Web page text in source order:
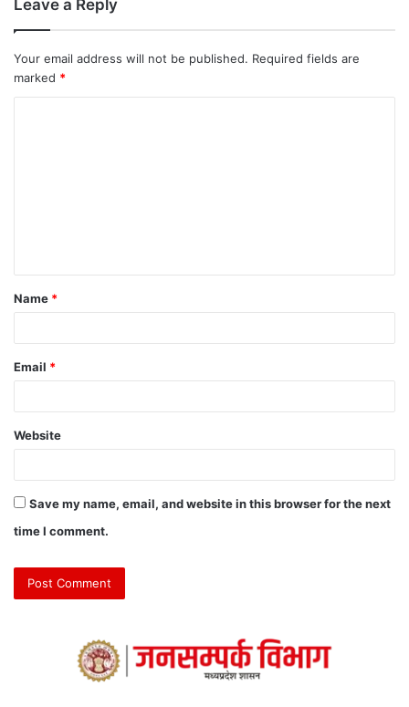
Leave a Reply
Your email address will not be published. Required fields are
marked *
Name *
Email *
Website
Save my name, email, and website in this browser for the next
time I comment.